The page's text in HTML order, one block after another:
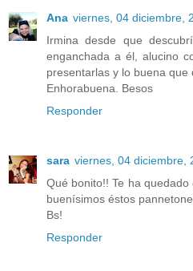
Ana viernes, 04 diciembre,
Irmina desde que
enganchada a él, alucino
presentarlas y lo buena que
Enhorabuena. Besos
Responder
sara viernes, 04 diciembre,
Qué bonito!! Te ha
buenísimos éstos
Bs!
Responder